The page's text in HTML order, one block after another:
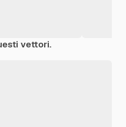
vettori.